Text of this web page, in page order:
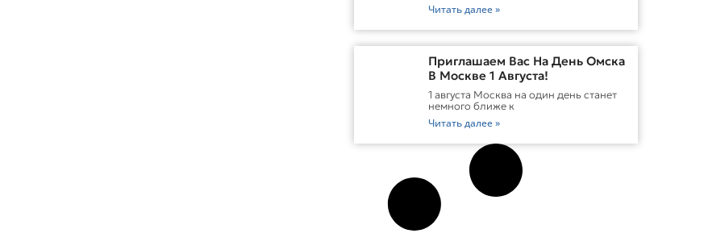
Читать далее »
Приглашаем Вас На День Омска
В Москве 1 Августа!
1 августа Москва на один день станет
немного ближе к
Читать далее »